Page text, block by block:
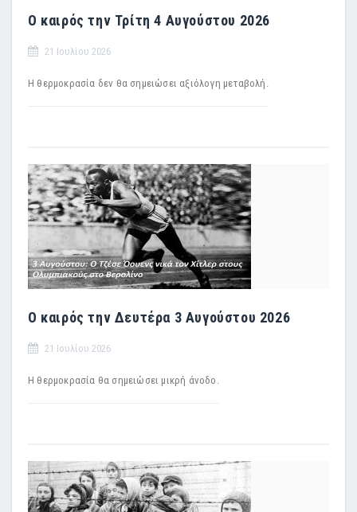
Ο καιρός την Τρίτη 4 Αυγούστου 2026
21 Ιουλίου 2026
Η θερμοκρασία δεν θα σημειώσει αξιόλογη μεταβολή.
Ο καιρός την Δευτέρα 3 Αυγούστου 2026
21 Ιουλίου 2026
Η θερμοκρασία θα σημειώσει μικρή άνοδο.